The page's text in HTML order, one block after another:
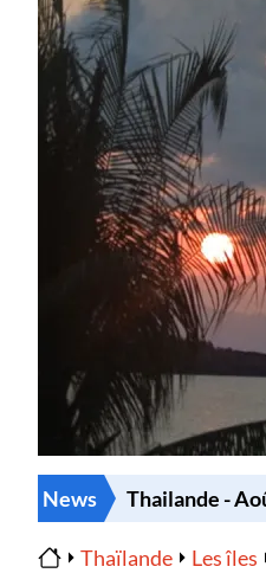
News
Thaïlande Les îles